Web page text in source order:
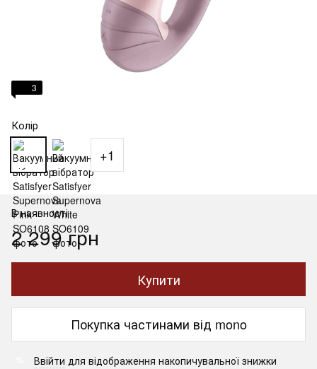
3
Колір
+1
В наявності
2 299 грн
Купити
Покупка частинами від mono
Ввійти для відображення накопичувальної знижки